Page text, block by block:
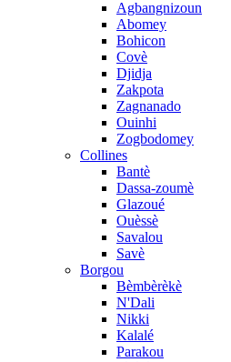
Agbangnizoun
Abomey
Bohicon
Covè
Djidja
Zakpota
Zagnanado
Ouinhi
Zogbodomey
Collines
Bantè
Dassa-zoumè
Glazoué
Ouèssè
Savalou
Savè
Borgou
Bèmbèrèkè
N'Dali
Nikki
Kalalé
Parakou